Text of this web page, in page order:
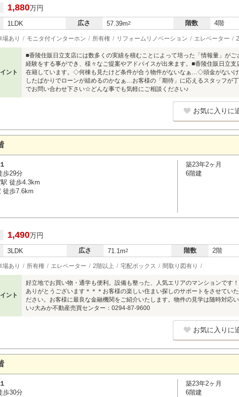
1,880万円
1LDK 広さ 57.39m2 階数 4階
場あり モニタ付インターホン 所有権 リフォームリノベーション エレベーター
ント
■香陵住販日立支店には数多くの実績を積むことによって培った「情報量」が
経験をする事ができ、様々なご提案やアドバイスが出来ます。■香陵住販日立
在籍しています。◇何棟も見たけど条件が合う物件がないなぁ…◇頭金がない
したばかりでローンが組めるのかなぁ…お客様の「期待」に応えるスタッフが
でお問い合わせ下さい☆どんな事でも気軽にご相談ください♪
お気に入りに
歩29分
徒歩4.3km
徒歩7.6km
築23年2ヶ月
6階建
1,490万円
3LDK 広さ 71.1m2 階数 2階
場あり 所有権 エレベーター 2階以上 宅配ボックス 間取り図有り
ント
好立地でお買い物・通学も便利。設備も整った、人気エリアのマンションです
ありがとうございます＊＊＊お客様の楽しい住まい探しのサポートをさせてい
ださい。お客様に最良な金融機関をご紹介いたします。物件の見学は随時対応
い♪大みか不動産売買センター：0294-87-9600
お気に入りに
歩30分
築23年2ヶ月
6階建